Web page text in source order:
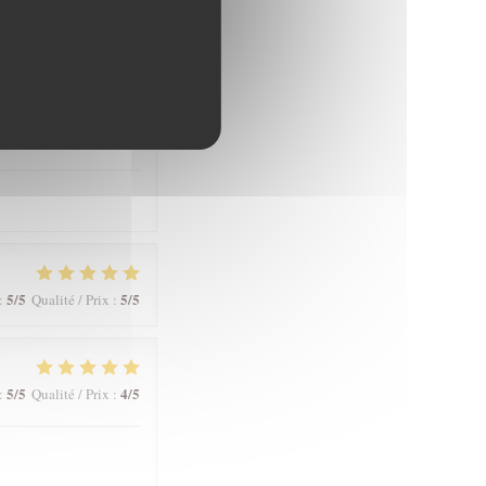
: 5/5 Qualité / Prix : 5/5
: 5/5 Qualité / Prix : 4/5